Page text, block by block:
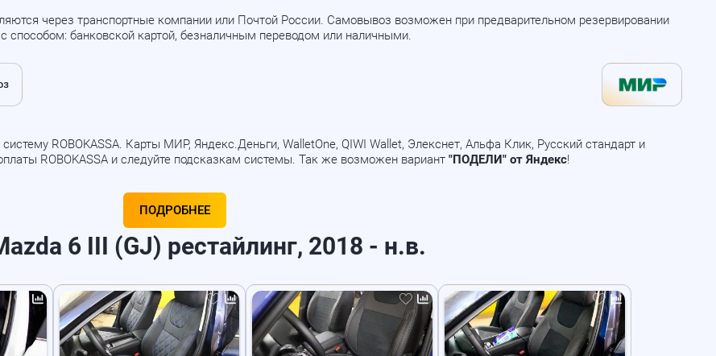
через транспортные компании или Почтой России. Самовывоз возможен при предварительном резервировании
банковской картой, безналичным переводом или наличными.
ROBOKASSA. Карты МИР, Яндекс.Деньги, WalletOne, QIWI Wallet, Элекснет, Альфа Клик, Русский стандарт и
ROBOKASSA и следуйте подсказкам системы. Так же возможен вариант"ПОДЕЛИ" от Яндекс!
ПОДРОБНЕЕ
6 III (GJ) рестайлинг, 2018 - н.в.